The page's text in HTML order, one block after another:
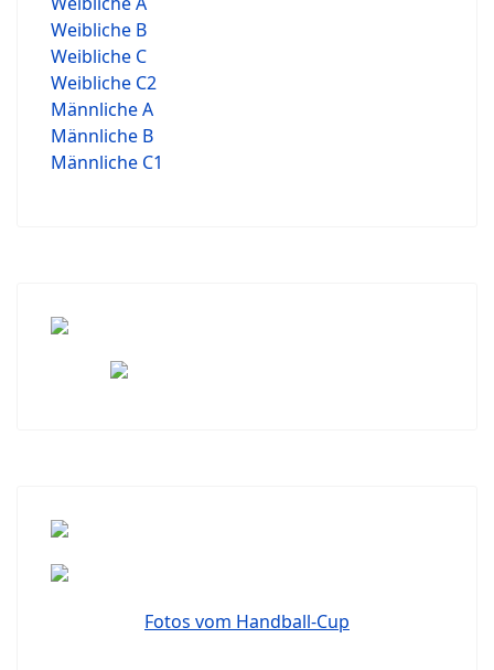
Weibliche B
Weibliche C
Weibliche C2
Männliche A
Männliche B
Männliche C1
Fotos vom Handball-Cup